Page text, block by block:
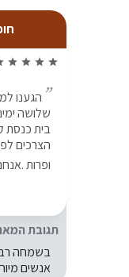
star
star
star
star
שלושה
בית כנסת
הצרכים
ופרות
תגובת
בשמחה
אנשים